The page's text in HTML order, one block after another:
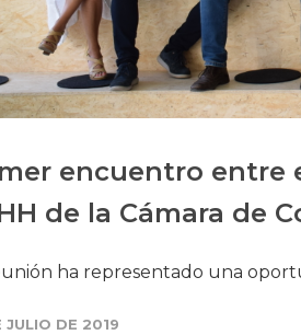
encuentro entre
de la Cámara de
ha representado una
JULIO DE 2019